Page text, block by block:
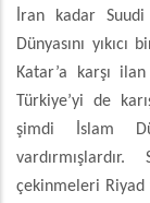
İran kadar
Dünyasını
Katar’a karşı
Türkiye’yi de
şimdi İslam
çekinmeleri Riyad